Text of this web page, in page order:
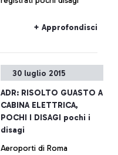
+ Approfondisci
30 luglio 2015
ADR: RISOLTO GUASTO A
CABINA ELETTRICA,
POCHI I DISAGI pochi i
disagi
Aeroporti di Roma